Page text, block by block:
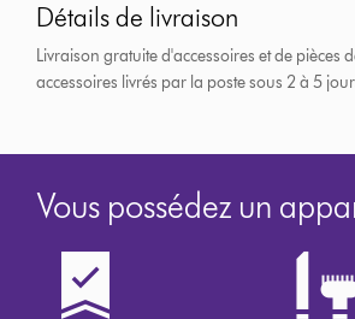
Détails de livraison
Livraison gratuite d'accessoires et de pièces
accessoires livrés par la poste sous 2 à 5
Vous possédez un